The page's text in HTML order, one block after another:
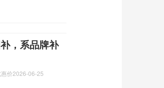
，系品牌补
价2026-06-25